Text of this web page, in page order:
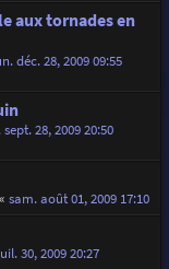
aux tornades en
déc. 28, 2009 09:55
28, 2009 20:50
sam. août 01, 2009 17:10
30, 2009 20:27